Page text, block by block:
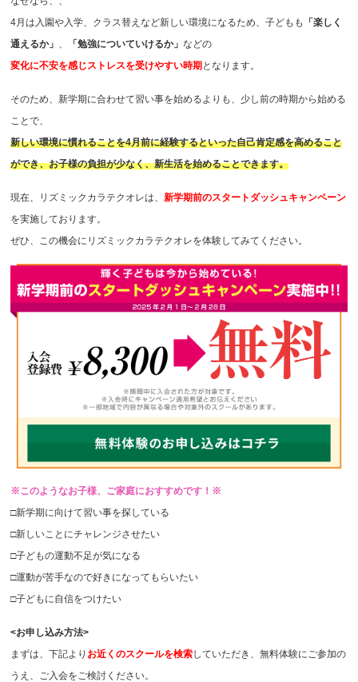
4月は入園や入学、クラス替えなど新しい環境になるため、子どもも
「楽しく
通えるか」 、 「勉強についていけるか」などの
変化に不安を感じストレスを受けやすい時期 となります。
そのため、新学期に合わせて習い事を始めるよりも、少し前の時期から始める
ことで、
新しい環境に慣れることを4月前に経験するといった自己肯定感を高めること
ができ、お子様の負担が少なく、新生活を始めることできます。
現在、リズミックカラテクオレは、新学期前のスタートダッシュキャンペーン
を実施しております。
ぜひ、この機会にリズミックカラテクオレを体験してみてください。
※このようなお子様、ご家庭におすすめです！※
□新学期に向けて習い事を探している
□新しいことにチャレンジさせたい
□子どもの運動不足が気になる
□運動が苦手なので好きになってもらいたい
□子どもに自信をつけたい
<お申し込み方法>
まずは、下記より お近くのスクールを検索していただき、無料体験にご参加の
うえ、ご入会をご検討ください。